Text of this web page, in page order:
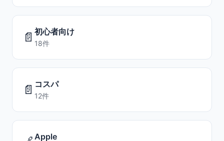
📄 初心者向け
18件
📄 コスパ
12件
Apple